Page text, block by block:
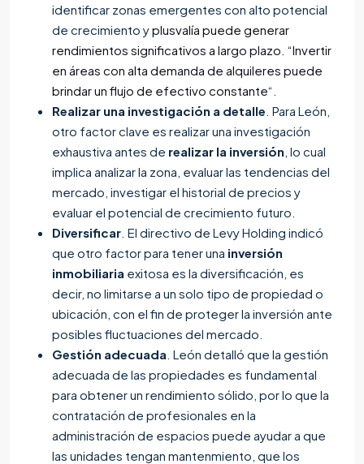
identificar zonas emergentes con alto potencial
de crecimiento yplusvalía puede generar
rendimientos significativos a largo plazo. “Invertir
en áreas con alta demanda de alquileres puede
brindar un flujo de efectivo constante“.
Realizar una investigación a detalle . Para León,
otro factor clave es realizar una investigación
exhaustiva antes de realizar la inversión , lo cual
implica analizar la zona, evaluar las tendencias del
mercado, investigar el historial de precios y
evaluar el potencial de crecimiento futuro.
Diversificar . El directivo de Levy Holding indicó
que otro factor para tener una inversión
inmobiliaria exitosa es la diversificación, es
decir, no limitarse a un solo tipo de propiedad o
ubicación, con el fin de proteger la inversión ante
posibles fluctuaciones del mercado.
Gestión adecuada . León detalló que la gestión
adecuada de las propiedades es fundamental
para obtener un rendimiento sólido, por lo que la
contratación de profesionales en la
administración de espacios puede ayudar a que
las unidades tengan mantenmiento, que los